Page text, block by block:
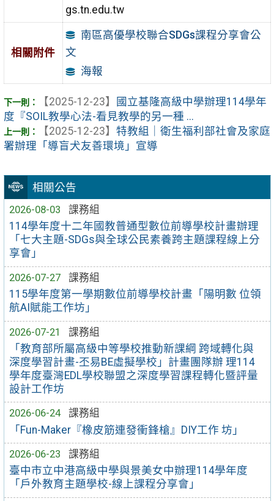
相關公告
2026-08-03
課務組
114學年度十二年國教普通型數位前導學校計畫辦理
「七大主題-SDGs與全球公民素養跨主題課程線上分
享會」
2026-07-27
課務組
115學年度第一學期數位前導學校計畫「陽明數 位領
航AI賦能工作坊」
2026-07-21
課務組
「教育部所屬高級中等學校推動新課綱 跨域轉化與
深度學習計畫-丕易BE虛擬學校」計畫團隊辦 理114
學年度臺灣EDL學校聯盟之深度學習課程轉化暨評量
設計工作坊
2026-06-24
課務組
「Fun-Maker『橡皮筋連發衝鋒槍』DIY工作 坊」
2026-06-23
課務組
臺中市立中港高級中學與景美女中辦理114學年度
「戶外教育主題學校-線上課程分享會」
gs.tn.edu.tw
相關附件
南區高優學校聯合SDGs課程分享會公
文
海報
【2025-12-23】
國立基隆高級中學辦理114學年
度『SOIL教學心法-看見教學的另一種 ...
【2025-12-23】 特教組｜衛生福利部社會及家庭
署辦理「導盲犬友善環境」宣導